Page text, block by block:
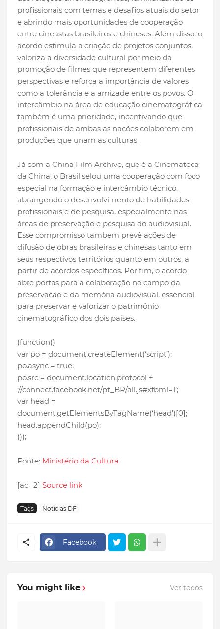
profissionais com temas e desafios atuais do setor
e abrindo mais oportunidades de cooperação
entre cineastas brasileiros e chineses. Além disso, o
acordo estimula a criação de projetos conjuntos,
valoriza a diversidade cultural por meio da
promoção de filmes que representem diferentes
perspectivas e reforça a importância de valores
como a tolerância e a amizade entre os povos. O
intercâmbio na área de educação cinematográfica
também é uma prioridade, incentivando que
profissionais de ambas as nações colaborem em
produções que unam as culturas.
Já com a China Film Archive, que é a Cinemateca
da China, o Brasil selou uma cooperação com foco
especial na formação e intercâmbio técnico,
abrangendo o desenvolvimento de habilidades
profissionais e de pesquisa, especialmente nas
áreas de preservação e pesquisa do audiovisual.
Esse compromisso também prevê ações de
difusão de obras brasileiras e chinesas tanto em
seus respectivos territórios quanto em outros, a
partir de acordos específicos. Por fim, o acordo
abre portas para a colaboração no campo da
preservação e da memória audiovisual, essencial
para preservar e valorizar o patrimônio
cinematográfico dos dois países.
(function()
var po = document.createElement(‘script’);
po.async = true;
po.src = document.location.protocol +
‘//connect.facebook.net/pt_BR/all.js#xfbml=1’;
var head =
document.getElementsByTagName(‘head’)[0];
head.appendChild(po);
());
Fonte: Ministério da Cultura
[ad_2] Source link
Tags Noticias DF
Facebook
You might like Ver todos